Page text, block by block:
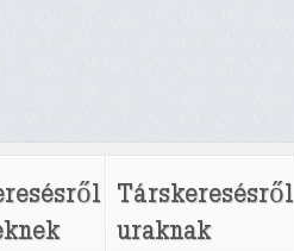
Társkeresésről
uraknak